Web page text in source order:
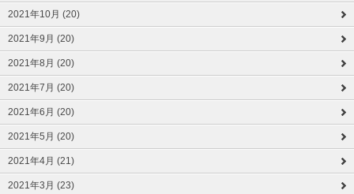
2021年10月 (20)
2021年9月 (20)
2021年8月 (20)
2021年7月 (20)
2021年6月 (20)
2021年5月 (20)
2021年4月 (21)
2021年3月 (23)